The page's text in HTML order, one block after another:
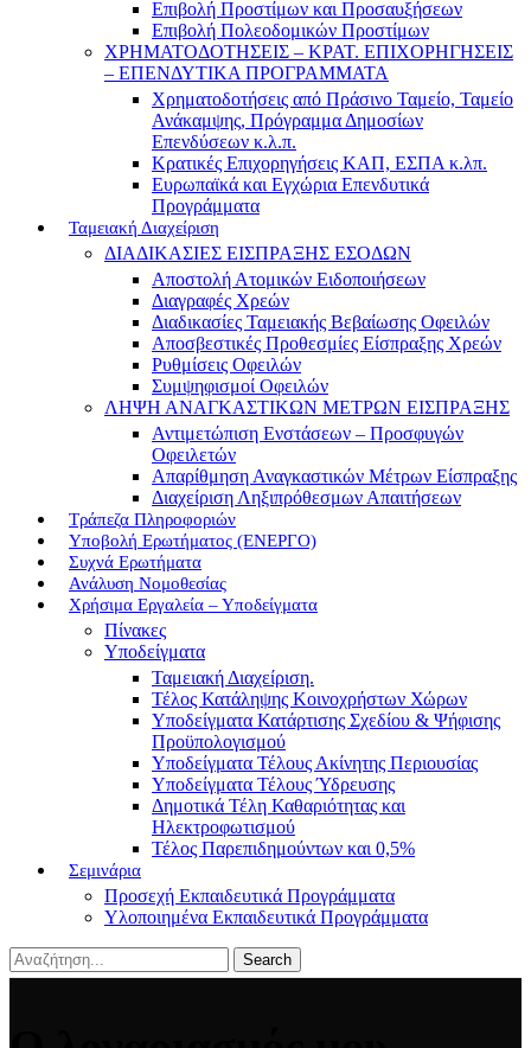
Επιβολή Προστίμων και Προσαυξήσεων
Επιβολή Πολεοδομικών Προστίμων
ΧΡΗΜΑΤΟΔΟΤΗΣΕΙΣ – ΚΡΑΤ. ΕΠΙΧΟΡΗΓΗΣΕΙΣ
– ΕΠΕΝΔΥΤΙΚΑ ΠΡΟΓΡΑΜΜΑΤΑ
Χρηματοδοτήσεις από Πράσινο Ταμείο, Ταμείο
Ανάκαμψης, Πρόγραμμα Δημοσίων
Επενδύσεων κ.λ.π.
Κρατικές Επιχορηγήσεις ΚΑΠ, ΕΣΠΑ κ.λπ.
Ευρωπαϊκά και Εγχώρια Επενδυτικά
Προγράμματα
Ταμειακή Διαχείριση
ΔΙΑΔΙΚΑΣΙΕΣ ΕΙΣΠΡΑΞΗΣ ΕΣΟΔΩΝ
Αποστολή Ατομικών Ειδοποιήσεων
Διαγραφές Χρεών
Διαδικασίες Ταμειακής Βεβαίωσης Οφειλών
Αποσβεστικές Προθεσμίες Είσπραξης Χρεών
Ρυθμίσεις Οφειλών
Συμψηφισμοί Οφειλών
ΛΗΨΗ ΑΝΑΓΚΑΣΤΙΚΩΝ ΜΕΤΡΩΝ ΕΙΣΠΡΑΞΗΣ
Αντιμετώπιση Ενστάσεων – Προσφυγών
Οφειλετών
Απαρίθμηση Αναγκαστικών Μέτρων Είσπραξης
Διαχείριση Ληξιπρόθεσμων Απαιτήσεων
Τράπεζα Πληροφοριών
Υποβολή Ερωτήματος (ΕΝΕΡΓΟ)
Συχνά Ερωτήματα
Ανάλυση Νομοθεσίας
Χρήσιμα Εργαλεία – Υποδείγματα
Πίνακες
Υποδείγματα
Ταμειακή Διαχείριση.
Τέλος Κατάληψης Κοινοχρήστων Χώρων
Υποδείγματα Κατάρτισης Σχεδίου & Ψήφισης
Προϋπολογισμού
Υποδείγματα Τέλους Ακίνητης Περιουσίας
Υποδείγματα Τέλους Ύδρευσης
Δημοτικά Τέλη Καθαριότητας και
Ηλεκτροφωτισμού
Τέλος Παρεπιδημούντων και 0,5%
Σεμινάρια
Προσεχή Εκπαιδευτικά Προγράμματα
Υλοποιημένα Εκπαιδευτικά Προγράμματα
Search